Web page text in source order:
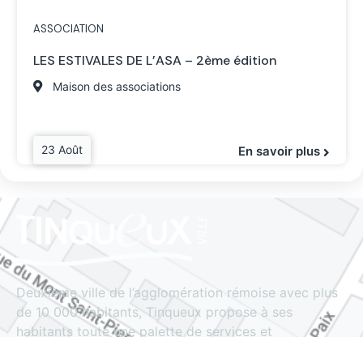
ASSOCIATION
LES ESTIVALES DE L’ASA – 2ème édition
Maison des associations
23 Août En savoir plus
Deuxième ville de l’agglomération rémoise avec plus
de 10 000 habitants, Tinqueux propose à ses
habitants toute une palette de services et